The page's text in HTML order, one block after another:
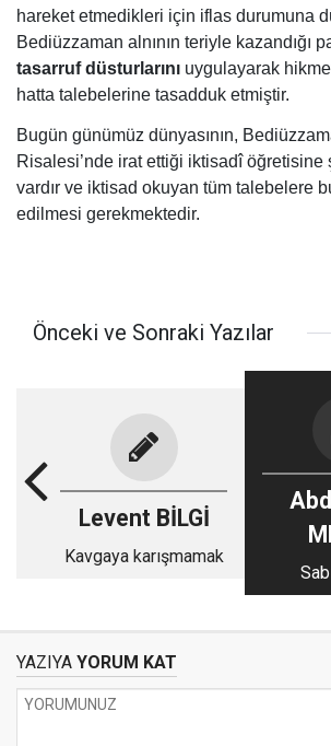
hareket etmedikleri için iflas durumuna
Bediüzzaman alnının teriyle kazandığı
tasarruf düsturlarını uygulayarak
hatta talebelerine tasadduk etmiştir.
Bugün günümüz dünyasının,
Risalesi’nde irat ettiği iktisadî öğretisine
vardır ve iktisad okuyan tüm talebelere
edilmesi gerekmektedir.
Önceki ve Sonraki Yazılar
Levent BİLGİ
Kavgaya karışmamak
YAZIYA YORUM KAT